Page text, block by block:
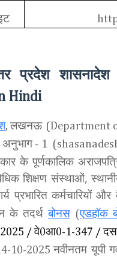
प्रदेश
Hindi
,लखनऊ (Department
अनुभाग- 1
के पूर्णकालिक
शिक्षण संस्थाओं,
प्रभारित कर्मचारियों
के तदर्थबोनस (एडहॉक
/वे0आ0-1-347 /दस
10-2025नवीनतम यूपी